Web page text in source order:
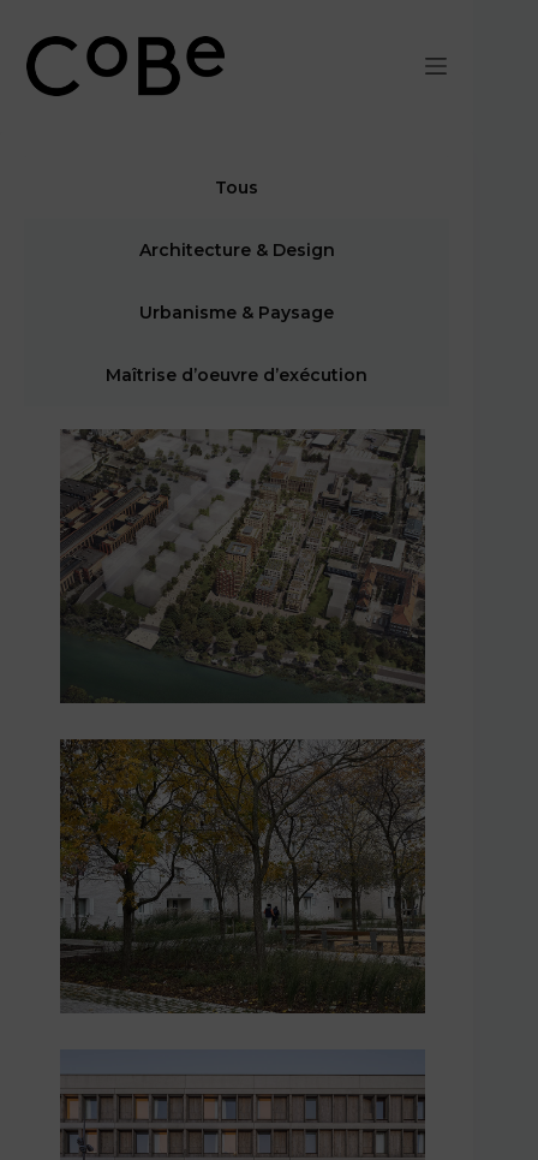
contenu
Tous
Architecture & Design
Urbanisme & Paysage
Maîtrise d’oeuvre d’exécution